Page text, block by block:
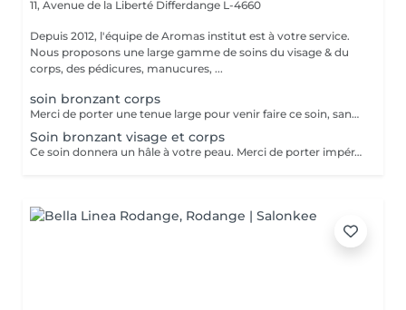
11, Avenue de la Liberté Differdange L-4660
Depuis 2012, l'équipe de Aromas institut est à votre service.
Nous proposons une large gamme de soins du visage & du
corps, des pédicures, manucures, ...
soin bronzant corps
Merci de porter une tenue large pour venir faire ce soin, sans quoi un risque de traces est possible.
Soin bronzant visage et corps
Ce soin donnera un hâle à votre peau. Merci de porter impérativement des vêtements amples et de faire un gommage à la maison ou en institut la veille. Les épilations le jour même ou la veille ne sont pas recommandées car cela peut laisser des marques sur le corps.